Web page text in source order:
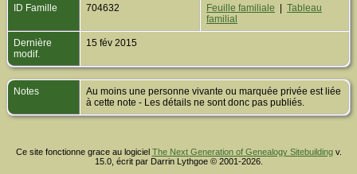
ID Famille 704632 Feuille familiale
Tableau
familial
Dernière
modif.
15 fév 2015
Notes
Au moins une personne vivante ou marquée privée est liée
à cette note - Les détails ne sont donc pas publiés.
Ce site fonctionne grace au logiciel The Next Generation of Genealogy Sitebuildingv.
15.0, écrit par Darrin Lythgoe © 2001-2026.